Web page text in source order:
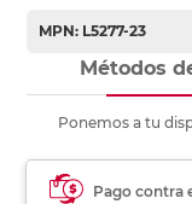
MPN: L5277-23
Métodos
Ponemos a tu
Pago contra